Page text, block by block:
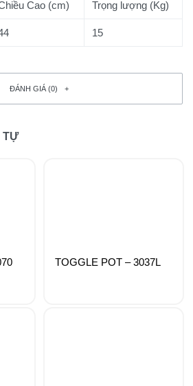
Cao (cm) Trọng lượng (Kg)
15
ĐÁNH GIÁ (0)
TỰ
TOGGLE POT – 3037L